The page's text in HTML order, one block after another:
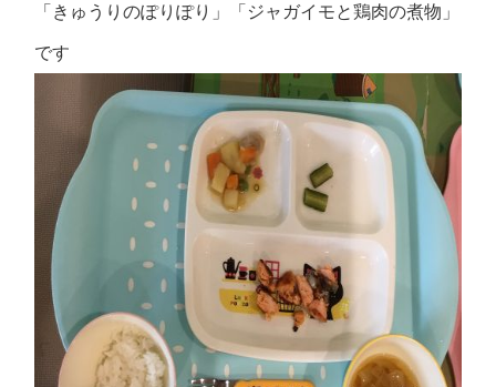
「きゅうりのぽりぽり」「ジャガイモと鶏肉の煮物」
です